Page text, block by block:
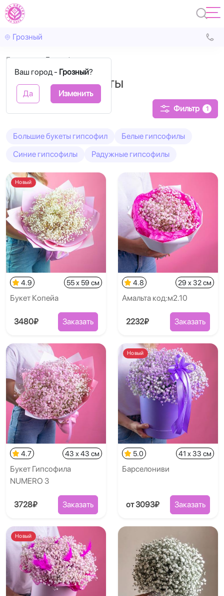
Грозный
Ваш город - Грозный?
Да Изменить
Главная Гипсофила
Гипсофила букеты
Фильтр 1
Большие букеты гипсофил
Белые гипсофилы
Синие гипсофилы
Радужные гипсофилы
Новый
4.9 55 x 59 см
Букет Копейа
3480₽ Заказать
4.8 29 x 32 см
Амальта код:м2.10
2232₽ Заказать
4.7 43 x 43 см
Букет Гипсофила
NUMERO 3
3728₽ Заказать
Новый
5.0 41 x 33 см
Барселониви
от 3093₽ Заказать
Новый